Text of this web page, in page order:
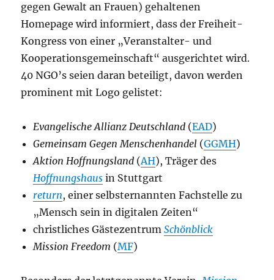
gegen Gewalt an Frauen) gehaltenen
Homepage wird informiert, dass der Freiheit-
Kongress von einer „Veranstalter- und
Kooperationsgemeinschaft“ ausgerichtet wird.
40 NGO’s seien daran beteiligt, davon werden
prominent mit Logo gelistet:
Evangelische Allianz Deutschland (EAD)
Gemeinsam Gegen Menschenhandel (GGMH)
Aktion Hoffnungsland (AH), Träger des
Hoffnungshaus in Stuttgart
return, einer selbsternannten Fachstelle zu
„Mensch sein in digitalen Zeiten“
christliches GästezentrumSchönblick
Mission Freedom (MF)